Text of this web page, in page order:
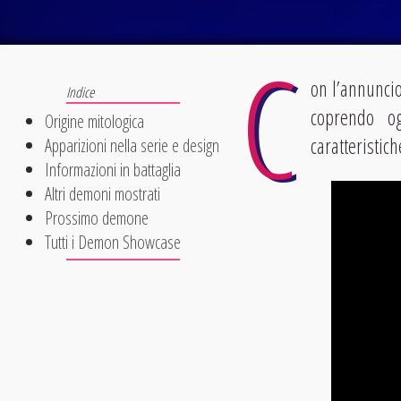
C on
coprendo
Origine mitologica
Apparizioni nella serie e design
Informazioni in battaglia
Altri demoni mostrati
Prossimo demone
Tutti i Demon Showcase